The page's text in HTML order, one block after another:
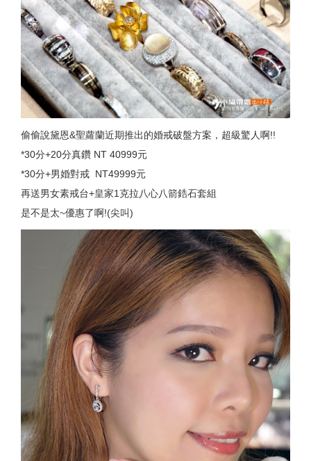
偷偷說黛恩&聖蘿蘭近期推出的婚戒破盤方案，超級驚人啊!!
*30分+20分真鑽 NT 40999元
*30分+男婚對戒 NT49999元
再送男女素戒台+皇家1克拉八心八箭鋯石套組
是不是太~優惠了啊!(尖叫)